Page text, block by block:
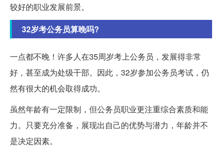
较好的职业发展前景。
32岁考公务员算晚吗?
一点都不晚！许多人在35周岁考上公务员，发展得非常
好，甚至成为处级干部。因此，32岁参加公务员考试，仍
然有很大的机会取得成功。
虽然年龄有一定限制，但公务员职业更注重综合素质和能
力。只要充分准备，展现出自己的优势与潜力，年龄并不
是决定因素。